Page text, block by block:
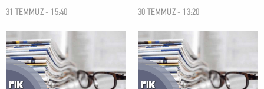
31 TEMMUZ - 15:40 30 TEMMUZ - 13:20